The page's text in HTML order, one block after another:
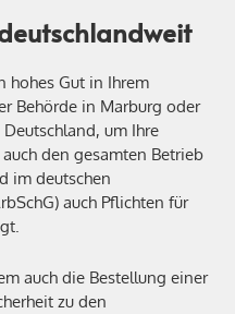
hohes Gut in Ihrem
Behörde in Marburg oder
um Ihre
den gesamten Betrieb
im deutschen
auch Pflichten für
auch die Bestellung einer
zu den